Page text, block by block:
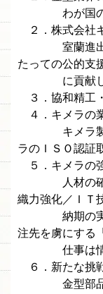
わが国の金
２．株式会社
室蘭進出の
たっての公的支
に貢献し
３．協和精工
４．キメラの
キメラ製品
ラのＩＳＯ認証
５．キメラの
人材の確保
織力強化／ＩＴ
納期の実現
注先を虜にする
仕事は情
６．新たな挑
金型部品か